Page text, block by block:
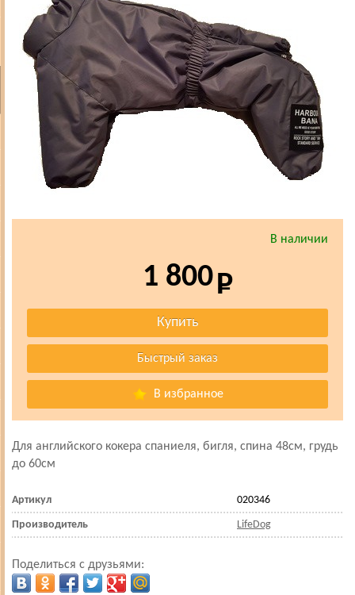
В наличии
1 800
В избранное
Для английского кокера спаниеля, бигля, спина 48см, грудь
до 60см
Артикул 020346
Производитель LifeDog
Поделиться с друзьями: